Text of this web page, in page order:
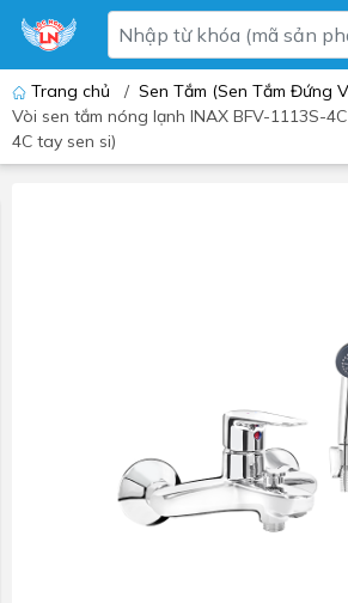
Trang chủ / Sen Tắm (Sen Tắm Đứng
Vòi sen tắm nóng lạnh INAX BFV-1113S-
4C tay sen si)